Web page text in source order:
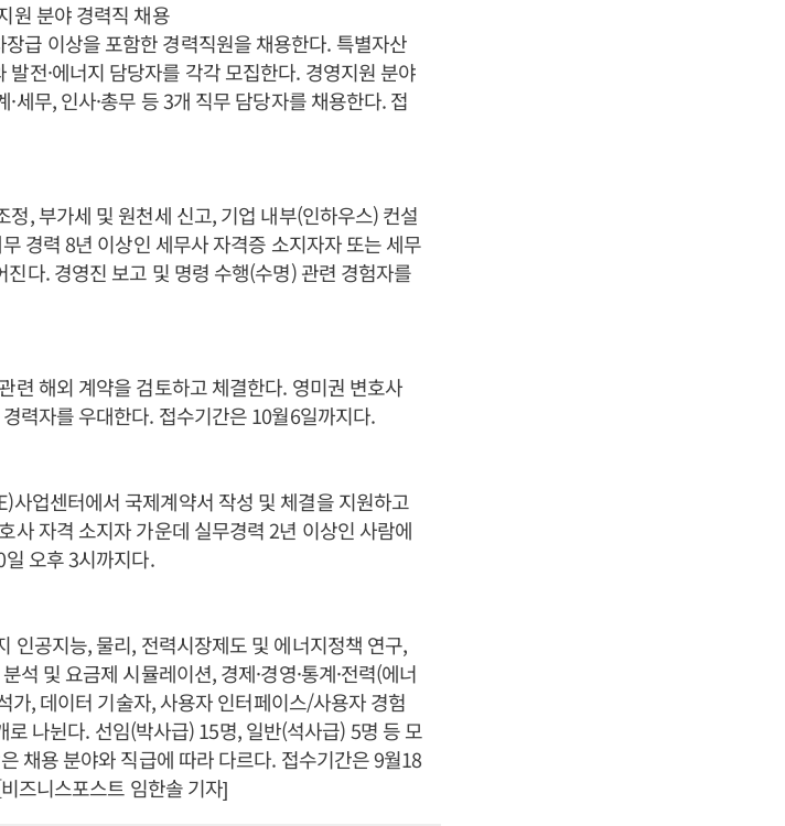
원 분야 경력직 채용
급 이상을 포함한 경력직원을 채용한다. 특별자산
전·에너지 담당자를 각각 모집한다. 경영지원 분야
세무, 인사·총무 등 3개 직무 담당자를 채용한다. 접
, 부가세 및 원천세 신고, 기업 내부(인하우스) 컨설
경력 8년 이상인 세무사 자격증 소지자자 또는 세무
다. 경영진 보고 및 명령 수행(수명) 관련 경험자를
련 해외 계약을 검토하고 체결한다. 영미권 변호사
력자를 우대한다. 접수기간은 10월6일까지다.
사업센터에서 국제계약서 작성 및 체결을 지원하고
사 자격 소지자 가운데 실무경력 2년 이상인 사람에
오후 3시까지다.
인공지능, 물리, 전력시장제도 및 에너지정책 연구,
석 및 요금제 시뮬레이션, 경제·경영·통계·전력(에너
가, 데이터 기술자, 사용자 인터페이스/사용자 경험
나뉜다. 선임(박사급) 15명, 일반(석사급) 5명 등 모
채용 분야와 직급에 따라 다르다. 접수기간은 9월18
즈니스포스트 임한솔 기자]